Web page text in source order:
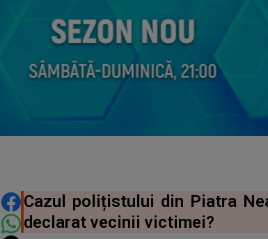
DISTRIBUIE ARTICOLUL
Cazul polițistului din Piatra
declarat vecinii victimei?